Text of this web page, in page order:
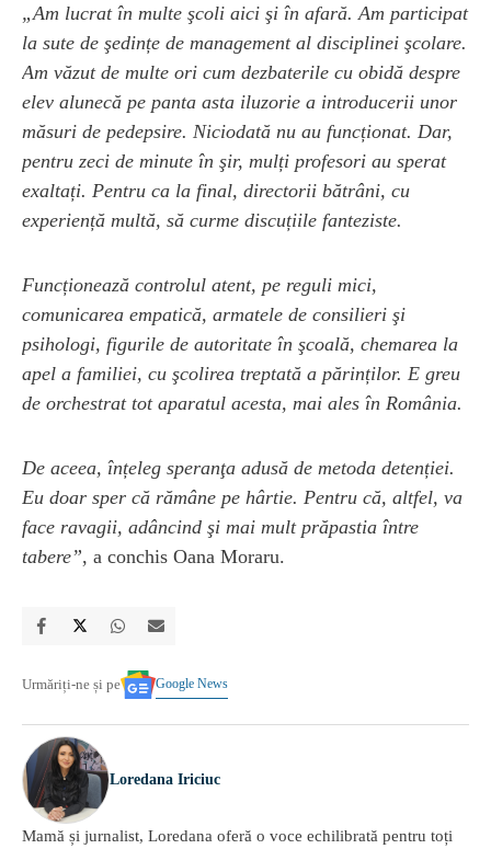
„Am lucrat în multe şcoli aici şi în afară. Am participat
la sute de şedințe de management al disciplinei şcolare.
Am văzut de multe ori cum dezbaterile cu obidă despre
elev alunecă pe panta asta iluzorie a introducerii unor
măsuri de pedepsire. Niciodată nu au funcționat. Dar,
pentru zeci de minute în şir, mulți profesori au sperat
exaltați. Pentru ca la final, directorii bătrâni, cu
experiență multă, să curme discuțiile fanteziste.
Funcționează controlul atent, pe reguli mici,
comunicarea empatică, armatele de consilieri şi
psihologi, figurile de autoritate în şcoală, chemarea la
apel a familiei, cu şcolirea treptată a părinților. E greu
de orchestrat tot aparatul acesta, mai ales în România.
De aceea, înțeleg speranţa adusă de metoda detenției.
Eu doar sper că rămâne pe hârtie. Pentru că, altfel, va
face ravagii, adâncind şi mai mult prăpastia între
tabere”, a conchis Oana Moraru.
Urmăriți-ne și pe Google News
Loredana Iriciuc
Mamă și jurnalist, Loredana oferă o voce echilibrată pentru toți